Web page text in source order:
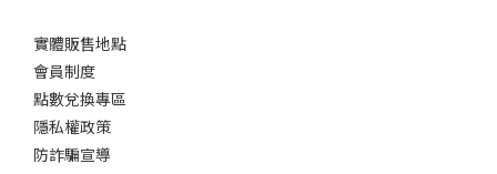
實體販售地點
會員制度
點數兌換專區
隱私權政策
防詐騙宣導